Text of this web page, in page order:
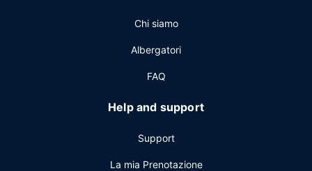
lavaggio a secco. Stai pianificando un evento a
quadrati di spazio con un centro congressi e 15 sale
riunioni. Il un parcheggio con posti limitati è disponibile in
Chi siamo
Albergatori
FAQ
Help and support
Support
La mia Prenotazione